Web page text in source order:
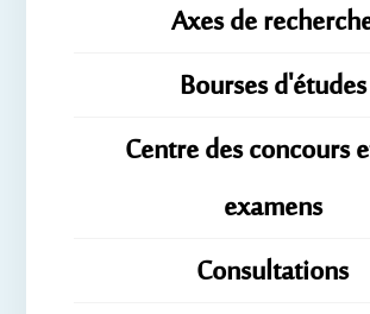
Axes de
Bourses d'études
Centre des concours
examens
Consultations